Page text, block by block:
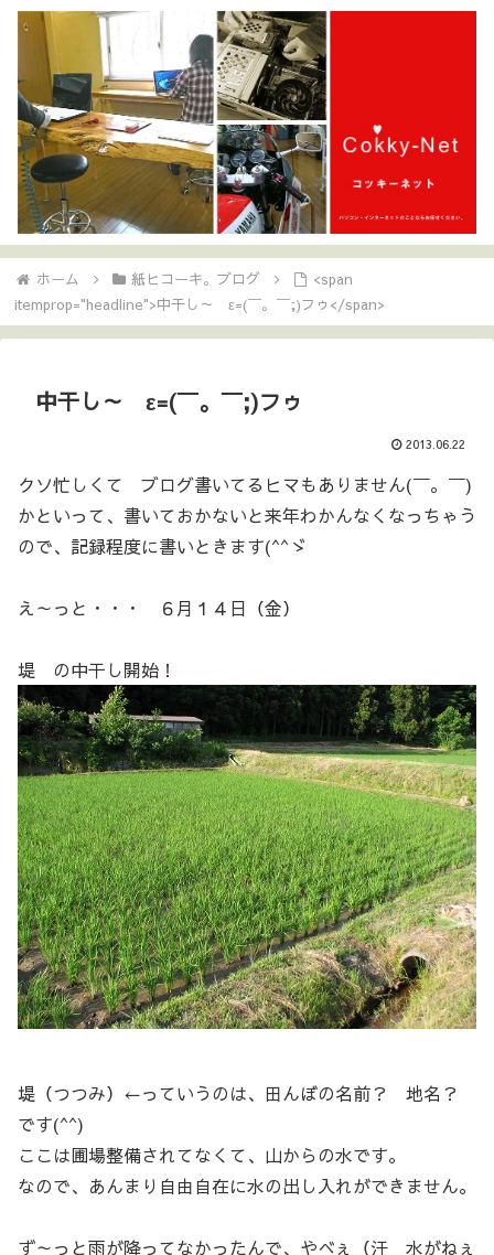
ホーム 紙ヒコーキ。ブログ
<span
itemprop="headline">中干し～ ε=(￣。￣;)フゥ</span>
中干し～ ε=(￣。￣;)フゥ
2013.06.22
クソ忙しくて ブログ書いてるヒマもありません(￣。￣)
かといって、書いておかないと来年わかんなくなっちゃう
ので、記録程度に書いときます(^^ゞ
え～っと・・・ ６月１４日（金）
堤 の中干し開始！
堤（つつみ）←っていうのは、田んぼの名前？ 地名？
です(^^)
ここは圃場整備されてなくて、山からの水です。
なので、あんまり自由自在に水の出し入れができません。
ず～っと雨が降ってなかったんで、やべぇ（汗 水がねぇ